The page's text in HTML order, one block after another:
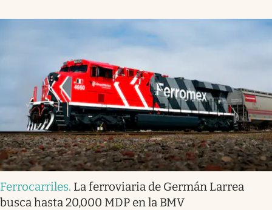
Ferrocarriles. La ferroviaria de Germán Larrea
busca hasta 20,000 MDP en la BMV